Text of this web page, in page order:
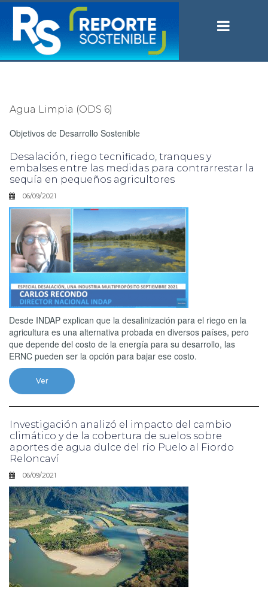
Agua Limpia (ODS 6)
Objetivos de Desarrollo Sostenible
Desalación, riego tecnificado, tranques y
embalses entre las medidas para contrarrestar la
sequía en pequeños agricultores
06/09/2021
Desde INDAP explican que la desalinización para el riego en la
agricultura es una alternativa probada en diversos países, pero
que depende del costo de la energía para su desarrollo, las
ERNC pueden ser la opción para bajar ese costo.
Ver
Investigación analizó el impacto del cambio
climático y de la cobertura de suelos sobre
aportes de agua dulce del río Puelo al Fiordo
Reloncaví
06/09/2021